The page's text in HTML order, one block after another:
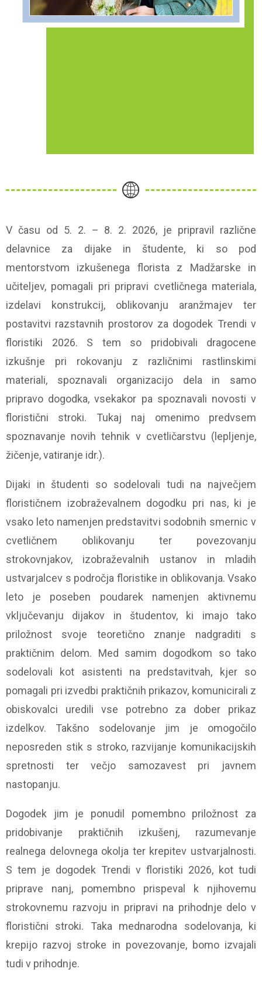
V času od 5. 2. – 8. 2. 2026, je pripravil različne
delavnice za dijake in študente, ki so pod
mentorstvom izkušenega florista z Madžarske in
učiteljev, pomagali pri pripravi cvetličnega materiala,
izdelavi konstrukcij, oblikovanju aranžmajev ter
postavitvi razstavnih prostorov za dogodek Trendi v
floristiki 2026. S tem so pridobivali dragocene
izkušnje pri rokovanju z različnimi rastlinskimi
materiali, spoznavali organizacijo dela in samo
pripravo dogodka, vsekakor pa spoznavali novosti v
floristični stroki. Tukaj naj omenimo predvsem
spoznavanje novih tehnik v cvetličarstvu (lepljenje,
žičenje, vatiranje idr.).
Dijaki in študenti so sodelovali tudi na največjem
florističnem izobraževalnem dogodku pri nas, ki je
vsako leto namenjen predstavitvi sodobnih smernic v
cvetličnem oblikovanju ter povezovanju
strokovnjakov, izobraževalnih ustanov in mladih
ustvarjalcev s področja floristike in oblikovanja. Vsako
leto je poseben poudarek namenjen aktivnemu
vključevanju dijakov in študentov, ki imajo tako
priložnost svoje teoretično znanje nadgraditi s
praktičnim delom. Med samim dogodkom so tako
sodelovali kot asistenti na predstavitvah, kjer so
pomagali pri izvedbi praktičnih prikazov, komunicirali z
obiskovalci uredili vse potrebno za dober prikaz
izdelkov. Takšno sodelovanje jim je omogočilo
neposreden stik s stroko, razvijanje komunikacijskih
spretnosti ter večjo samozavest pri javnem
nastopanju.
Dogodek jim je ponudil pomembno priložnost za
pridobivanje praktičnih izkušenj, razumevanje
realnega delovnega okolja ter krepitev ustvarjalnosti.
S tem je dogodek Trendi v floristiki 2026, kot tudi
priprave nanj, pomembno prispeval k njihovemu
strokovnemu razvoju in pripravi na prihodnje delo v
floristični stroki. Taka mednarodna sodelovanja, ki
krepijo razvoj stroke in povezovanje, bomo izvajali
tudi v prihodnje.